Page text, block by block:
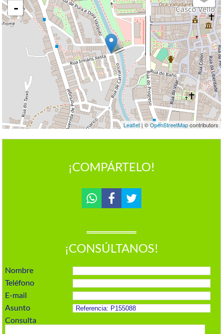
-
Leaflet| ©OpenStreetMapcontributors
¡COMPÁRTELO!
¡CONSÚLTANOS!
Nombre
Teléfono
E-mail
Asunto
Consulta